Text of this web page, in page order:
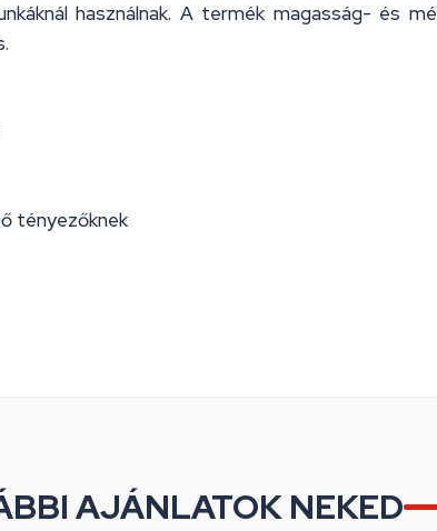
használnak. A termék magasság- és
tényezőknek
AJÁNLATOK NEKED